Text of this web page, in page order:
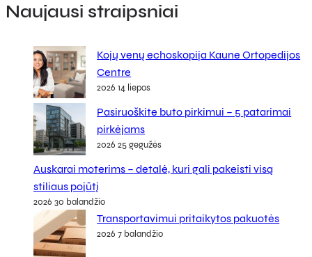
Naujausi straipsniai
Kojų venų echoskopija Kaune Ortopedijos
Centre
2026 14 liepos
Pasiruoškite buto pirkimui – 5 patarimai
pirkėjams
2026 25 gegužės
Auskarai moterims – detalė, kuri gali pakeisti visą
stiliaus pojūtį
2026 30 balandžio
Transportavimui pritaikytos pakuotės
2026 7 balandžio